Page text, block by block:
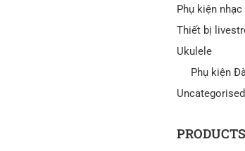
Phụ kiện nhạc
Thiết bị
Ukulele
Phụ kiện
Uncategorised
PRODUCTS